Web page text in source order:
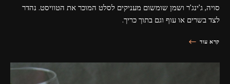
סויה, ג'ינג'ר ושמן שומשום מעניקים לסלט המוכר את הטוויסט. נהדר
לצד בשרים או עוף וגם בתוך כריך.
קרא עוד